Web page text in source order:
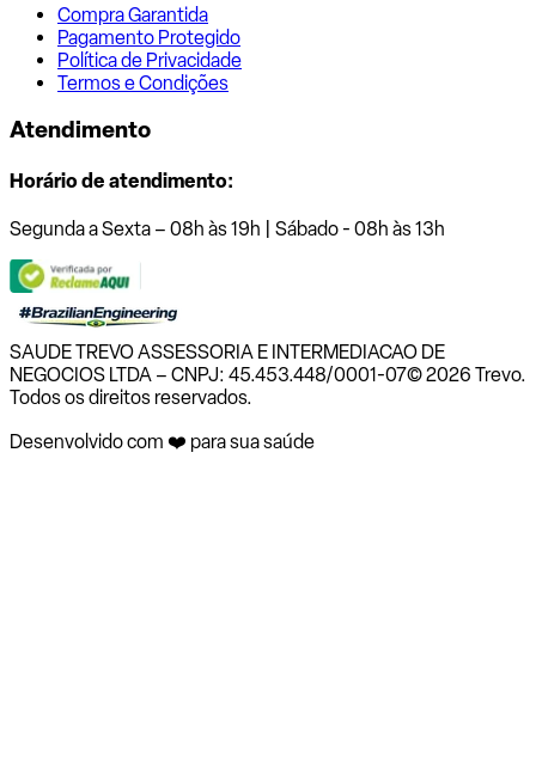
Compra Garantida
Pagamento Protegido
Política de Privacidade
Termos e Condições
Atendimento
Horário de atendimento:
Segunda a Sexta – 08h às 19h | Sábado - 08h às 13h
SAUDE TREVO ASSESSORIA E INTERMEDIACAO DE
NEGOCIOS LTDA – CNPJ: 45.453.448/0001-07© 2026 Trevo.
Todos os direitos reservados.
Desenvolvido com ❤️ para sua saúde